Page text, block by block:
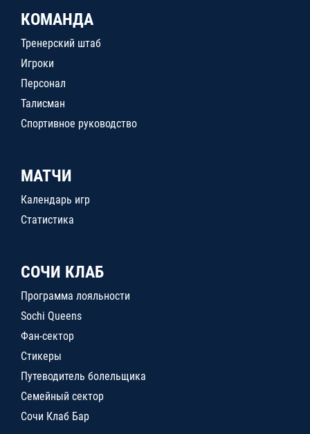
КОМАНДА
Тренерский штаб
Игроки
Персонал
Талисман
Спортивное руководство
МАТЧИ
Календарь игр
Статистика
СОЧИ КЛАБ
Программа лояльности
Sochi Queens
Фан-сектор
Стикеры
Путеводитель болельщика
Семейный сектор
Сочи Клаб Бар